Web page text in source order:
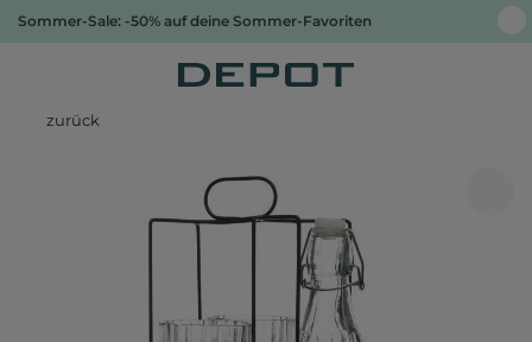
Sommer-Sale: -50% auf deine Sommer-Favoriten
zurück